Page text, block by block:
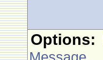
Options: